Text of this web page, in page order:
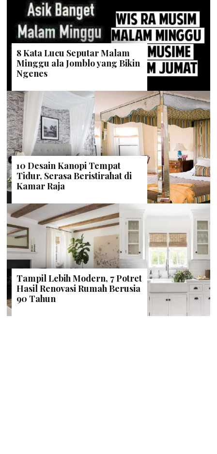
8 Kata Lucu Seputar Malam
Minggu ala Jomblo yang Bikin
Ngenes
10 Desain Kanopi Tempat
Tidur, Serasa Beristirahat di
Kamar Raja
Tampil Lebih Modern, 7 Potret
Hasil Renovasi Rumah Berusia
90 Tahun